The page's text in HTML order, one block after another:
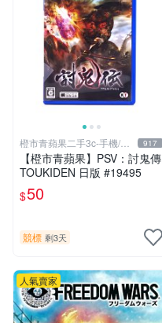
橙市青蘋果二手3c-手機/相
機
917
【橙市青蘋果】PSV：討鬼傳
TOUKIDEN 日版 #19495
$50
競標 剩3天
人氣賣家